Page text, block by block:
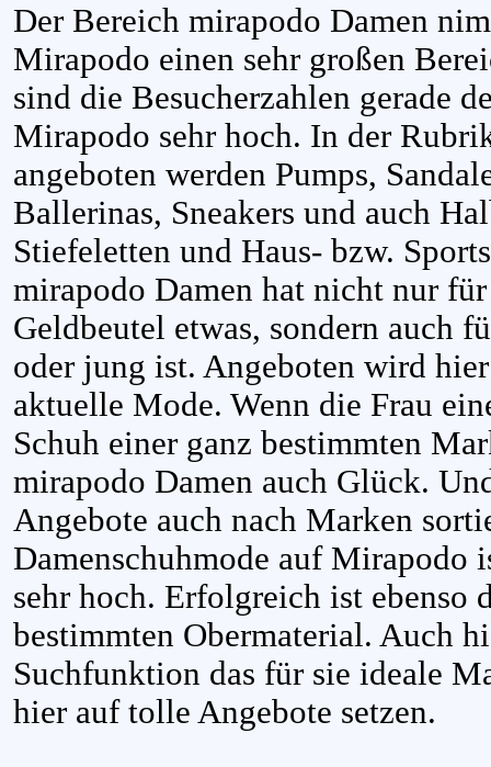
Der Bereich mirapodo Damen
Mirapodo einen sehr großen
sind die Besucherzahlen gerade
Mirapodo sehr hoch. In der
angeboten werden Pumps,
Ballerinas, Sneakers und auch
Stiefeletten und Haus- bzw.
mirapodo Damen hat nicht nur
Geldbeutel etwas, sondern auch
oder jung ist. Angeboten wird
aktuelle Mode. Wenn die Frau
Schuh einer ganz bestimmten
mirapodo Damen auch Glück.
Angebote auch nach Marken
Damenschuhmode auf Mirapodo
sehr hoch. Erfolgreich ist ebenso
bestimmten Obermaterial. Auch
Suchfunktion das für sie ideale
hier auf tolle Angebote setzen.